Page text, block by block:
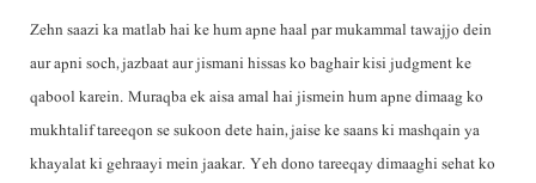
Zehn saazi ka matlab hai ke hum apne haal par mukammal tawajjo dein
aur apni soch, jazbaat aur jismani hissas ko baghair kisi judgment ke
qabool karein. Muraqba ek aisa amal hai jismein hum apne dimaag ko
mukhtalif tareeqon se sukoon dete hain, jaise ke saans ki mashqain ya
khayalat ki gehraayi mein jaakar. Yeh dono tareeqay dimaaghi sehat ko